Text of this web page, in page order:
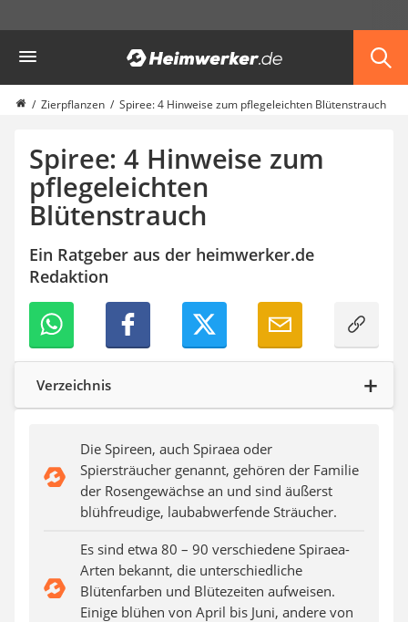
Garten
Akku-Laubsauger
Faltpavillon
Schlauchtrommel
Solar-Lichterkette außen
Teleskopleiter
Ameisengift
Pavillon
Sichtschutzstreifen
Akku-Laubbläser
Koifutter
Kassettenmarkise
Bosch-Heckenschere
Stihl-Laubbläser
Minidumper
Zierpflanzen Spiree: 4 Hinweise zum pflegeleichten Blütenstrauch
Spiree: 4 Hinweise zum
pflegeleichten
Blütenstrauch
Ein Ratgeber aus der heimwerker.de
Redaktion
Verzeichnis
Die Spireen, auch Spiraea oder
Spiersträucher genannt, gehören der Familie
der Rosengewächse an und sind äußerst
blühfreudige, laubabwerfende Sträucher.
Es sind etwa 80 – 90 verschiedene Spiraea-
Arten bekannt, die unterschiedliche
Blütenfarben und Blütezeiten aufweisen.
Einige blühen von April bis Juni, andere von